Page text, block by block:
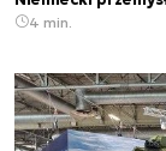
4 min.